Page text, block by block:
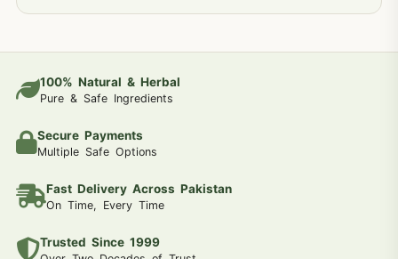
100% Natural & Herbal
Pure & Safe Ingredients
Secure Payments
Multiple Safe Options
Fast Delivery Across Pakistan
On Time, Every Time
Trusted Since 1999